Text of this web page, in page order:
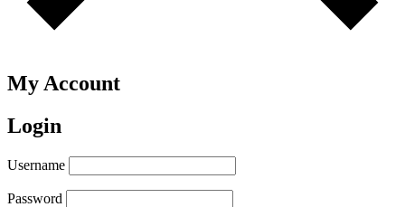
My Account
Login
Username
Password